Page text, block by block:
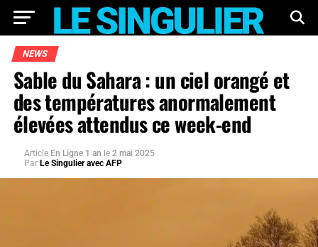
NEWS
Sable du Sahara : un ciel orangé et
des températures anormalement
élevées attendus ce week-end
Article En Ligne 1 an le 2 mai 2025
Par Le Singulier avec AFP